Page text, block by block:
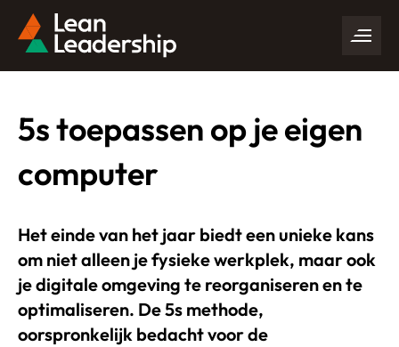
5s toepassen op je eigen
computer
Het einde van het jaar biedt een unieke kans
om niet alleen je fysieke werkplek, maar ook
je digitale omgeving te reorganiseren en te
optimaliseren. De 5s methode,
oorspronkelijk bedacht voor de